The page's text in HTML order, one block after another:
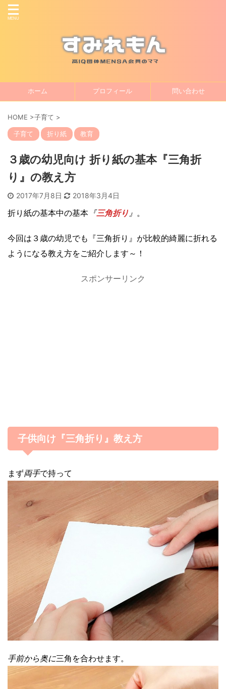
ホーム プロフィール 問い合わせ
HOME >子育て >
子育て 折り紙 教育
３歳の幼児向け 折り紙の基本『三角折
り』の教え方
2017年7月8日 2018年3月4日
折り紙の基本中の基本 『三角折り』 。
今回は３歳の幼児でも『三角折り』が比較的綺麗に折れる
ようになる教え方をご紹介します～！
スポンサーリンク
子供向け『三角折り』教え方
まず両手で持って
手前から奥に三角を合わせます。